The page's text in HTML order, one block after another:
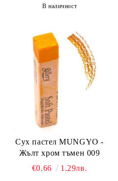
В наличност
Сух пастел MUNGYO -
Жълт хром тъмен 009
€0.66
1.29лв.